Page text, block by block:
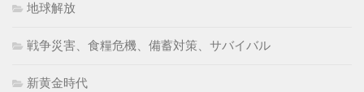
地球解放
戦争災害、食糧危機、備蓄対策、サバイバル
新黄金時代